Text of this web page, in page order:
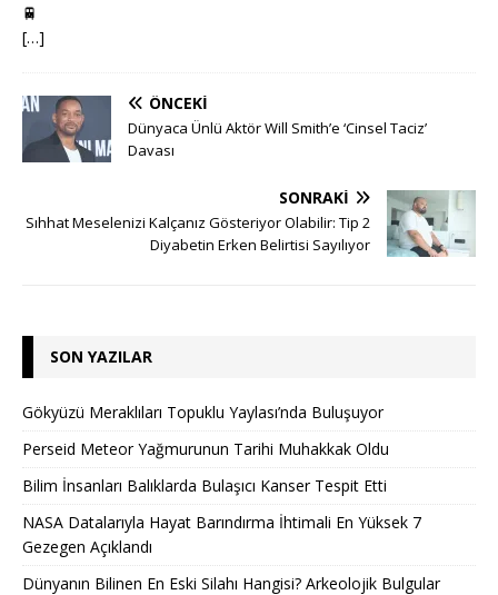
🚆
[…]
ÖNCEKI
Dünyaca Ünlü Aktör Will Smith’e ‘Cinsel Taciz’
Davası
SONRAKI
Sıhhat Meselenizi Kalçanız Gösteriyor Olabilir: Tip 2
Diyabetin Erken Belirtisi Sayılıyor
SON YAZILAR
Gökyüzü Meraklıları Topuklu Yaylası’nda Buluşuyor
Perseid Meteor Yağmurunun Tarihi Muhakkak Oldu
Bilim İnsanları Balıklarda Bulaşıcı Kanser Tespit Etti
NASA Datalarıyla Hayat Barındırma İhtimali En Yüksek 7
Gezegen Açıklandı
Dünyanın Bilinen En Eski Silahı Hangisi? Arkeolojik Bulgular